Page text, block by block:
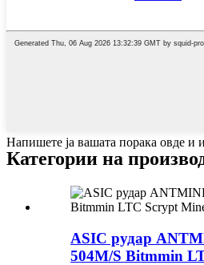
Напишете ја вашата порака овде и
Категории на
ASIC рудар
504M/S Bitmmin